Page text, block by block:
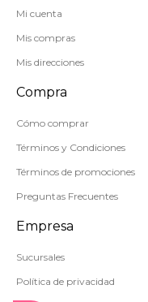
Mi cuenta
Mis compras
Mis direcciones
Compra
Cómo comprar
Términos y Condiciones
Términos de promociones
Preguntas Frecuentes
Empresa
Sucursales
Política de privacidad